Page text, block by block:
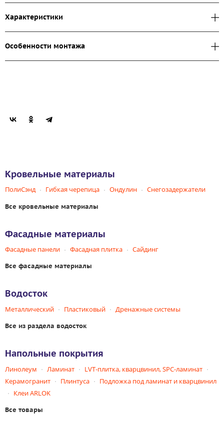
Характеристики
Особенности монтажа
Кровельные материалы
ПолиСэнд Гибкая черепица Ондулин Снегозадержатели
Все кровельные материалы
Фасадные материалы
Фасадные панели Фасадная плитка Сайдинг
Все фасадные материалы
Водосток
Металлический Пластиковый Дренажные системы
Все из раздела водосток
Напольные покрытия
Линолеум Ламинат
LVT-плитка, кварцвинил, SPC-ламинат
Керамогранит
Плинтуса
Подложка под ламинат и кварцвинил
Клеи ARLOK
Все товары